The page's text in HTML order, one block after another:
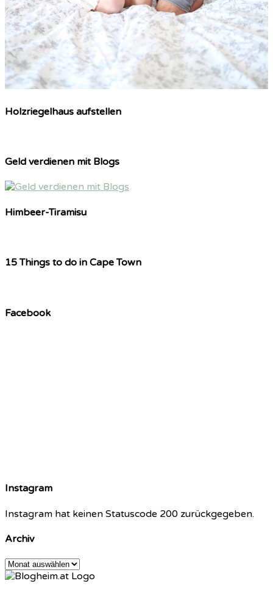
Holzriegelhaus aufstellen
Geld verdienen mit Blogs
Himbeer-Tiramisu
15 Things to do in Cape Town
Facebook
Instagram
Instagram hat keinen Statuscode 200 zurückgegeben.
Archiv
Archiv